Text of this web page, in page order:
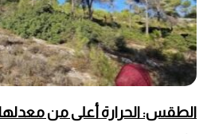
الطقس: الحرارة أعلى من